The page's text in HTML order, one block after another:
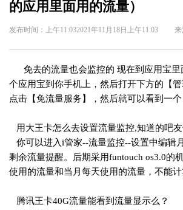
的应用里面用的流量）
发布时间：上午11:032021年11月18日上午11:03 来
免去的流量也会监控的 现在到应用宝里
个应用宝到你手机上，然后打开下方的【
点击【免流量服务】，然后就可以看到一个
用大王卡怎么去设置流量监控,知道的吧
你可以进入i管家--流量监控--设置中编辑
剩余流量提醒。后期采用funtouch os3.0的
使用的流量和当月每天使用的流量，不能计
腾讯王卡40G流量能看到流量显示么？